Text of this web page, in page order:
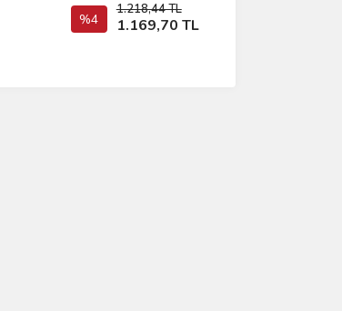
%4
1.218,44 TL
1.169,70 TL
Sepete Ekle